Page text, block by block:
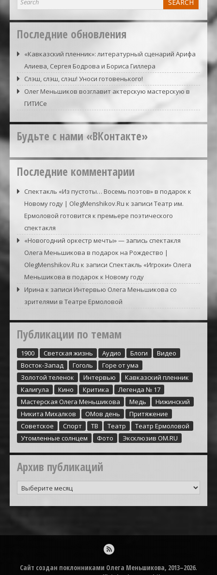
Последние обновления
«Кавказский пленник»: литературный сценарий Арифа
Алиева, Сергея Бодрова и Бориса Гиллера
Слэш, слэш, слэш! Уноси готовенького!
Олег Меньшиков возглавит актерскую мастерскую в
ГИТИСе
Будьте с нами «ВКонтакте»
Последние комментарии
Спектакль «Из пустоты… Восемь поэтов» в подарок к
Новому году | OlegMenshikov.Ru к записи Театр им.
Ермоловой готовится к премьере поэтического
спектакля
«Новогодний оркестр мечты» — запись спектакля
Олега Меньшикова в подарок на Рождество |
OlegMenshikov.Ru к записи Спектакль «Игроки» Олега
Меньшикова в подарок к Новому году
Ирина к записи Интервью Олега Меньшикова со
зрителями в Театре Ермоловой
Публикации по темам
1900 Cветская жизнь Аудио Блоги
Видео
Восток-Запад
Гоголь
Горе от ума
Золотой теленок
Интервью
Кавказский пленник
Калигула
Кино Критика
Легенда № 17
Мастерская Олега Меньшикова
Медь
Нижинский
Никита Михалков
ОМов день
Притяжение
Советское
Спорт ТВ Театр
Театр Ермоловой
Утомленные солнцем
Фото Эксклюзив ОМ.RU
Архив публикаций
Архив
публикаций
Сайт создан поклонниками Олега Меньшикова, 2013–2026.